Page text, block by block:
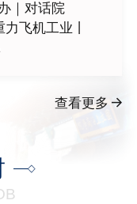
｜对话院
飞机工业丨
查看更多